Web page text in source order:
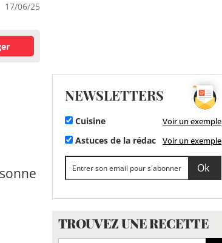
17/06/25
NEWSLETTERS
Cuisine Voir un exemple
Astuces de la rédac Voir un exemple
TROUVEZ UNE RECETTE